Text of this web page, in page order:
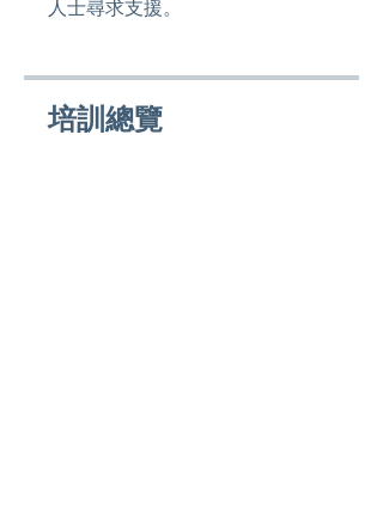
人士尋求支援。
培訓總覽